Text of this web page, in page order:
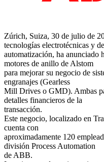
Zúrich, Suiza, 30 de julio de
tecnologías electrotécnicas y de
automatización, ha anunciado
motores de anillo de Alstom
para mejorar su negocio de
engranajes (Gearless
Mill Drives o GMD). Ambas
detalles financieros de la
transacción.
Este negocio, localizado en
cuenta con
aproximadamente 120
división Process Automation
de ABB.